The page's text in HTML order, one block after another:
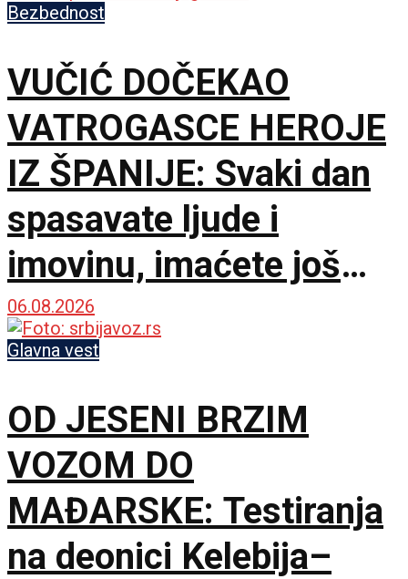
Bezbednost
VUČIĆ DOČEKAO
VATROGASCE HEROJE
IZ ŠPANIJE: Svaki dan
spasavate ljude i
imovinu, imaćete još
bolje uslove za rad
06.08.2026
Glavna vest
OD JESENI BRZIM
VOZOM DO
MAĐARSKE: Testiranja
na deonici Kelebija–